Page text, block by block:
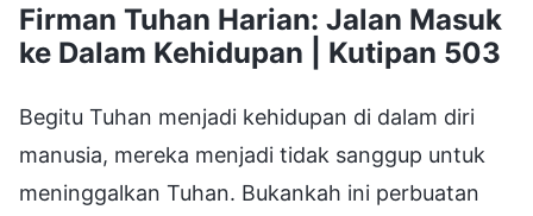
Firman Tuhan Harian: Jalan Masuk
ke Dalam Kehidupan | Kutipan 503
Begitu Tuhan menjadi kehidupan di dalam diri
manusia, mereka menjadi tidak sanggup untuk
meninggalkan Tuhan. Bukankah ini perbuatan